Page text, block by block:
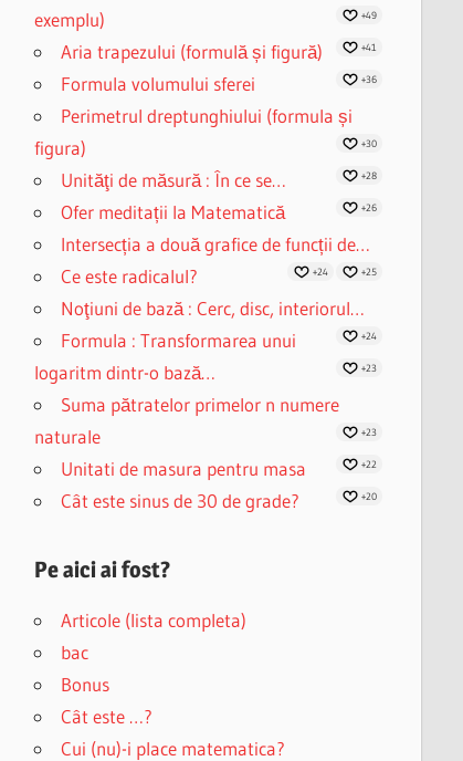
exemplu)
+49
Aria trapezului (formulă și figură) +41
Formula volumului sferei +36
Perimetrul dreptunghiului (formula și
figura)
+30
Unităţi de măsură : În ce se… +28
Ofer meditații la Matematică +26
Intersecția a două grafice de funcții de…
+25
Ce este radicalul? +24
Noţiuni de bază : Cerc, disc, interiorul…
+24
Formula : Transformarea unui
logaritm dintr-o bază…
+23
Suma pătratelor primelor n numere
naturale
+23
Unitati de masura pentru masa +22
Cât este sinus de 30 de grade? +20
Pe aici ai fost?
Articole (lista completa)
bac
Bonus
Cât este …?
Cui (nu)-i place matematica?